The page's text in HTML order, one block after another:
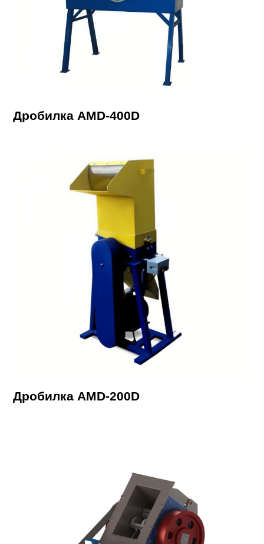
Дробилка AMD-400D
Дробилка AMD-200D